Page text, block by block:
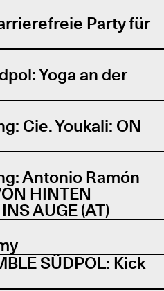
Party für
Yoga an der
Cie. Youkali: ON
Antonio Ramón
HINTEN
AUGE (AT)
SÜDPOL: Kick